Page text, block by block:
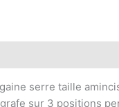
serre taille
sur 3 positions